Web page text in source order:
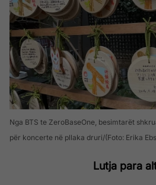
Nga BTS te ZeroBaseOne, besimtarët
për koncerte në pllaka druri (Foto: Erika
Lutja para